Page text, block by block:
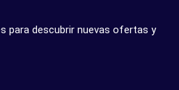
para descubrir nuevas ofertas y